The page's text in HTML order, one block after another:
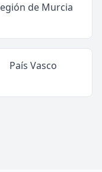
de Murcia
País Vasco